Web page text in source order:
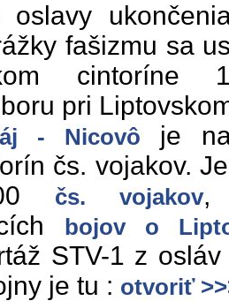
oslavy
fašizmu sa
cintoríne
pri
- Nicovô
je na
čs. vojakov.
čs. vojakov,
bojov o
STV-1 z
je tu : otvoriť